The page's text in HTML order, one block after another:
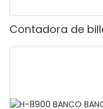
Contadora de